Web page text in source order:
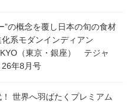
”の概念を覆し日本の旬の食材
化系モダンインディアン
（東京・銀座） テジャ
年8月号
世界へ羽ばたくプレミアム